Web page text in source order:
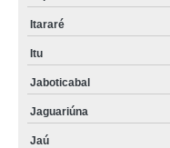
Itararé
Itu
Jaboticabal
Jaguariúna
Jaú